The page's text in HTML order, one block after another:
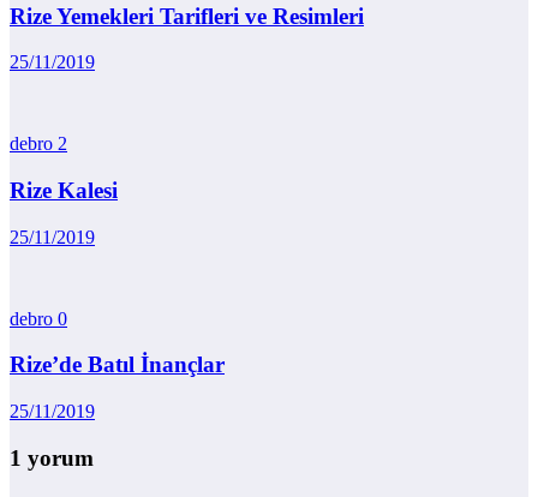
Rize Yemekleri Tarifleri ve Resimleri
25/11/2019
debro 2
Rize Kalesi
25/11/2019
debro 0
Rize’de Batıl İnançlar
25/11/2019
1 yorum